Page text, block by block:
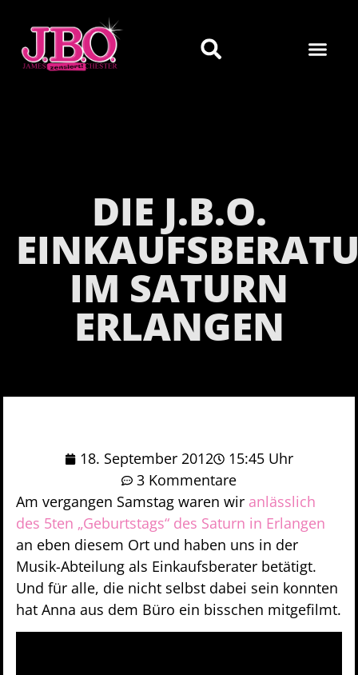
DIE J.B.O.
IM SATURN
ERLANGEN
18. September 2012
15:45 Uhr
3 Kommentare
Am vergangen Samstag waren wir anlässlich
des 5ten „Geburtstags“ des Saturn in Erlangen
an eben diesem Ort und haben uns in der
Musik-Abteilung als Einkaufsberater betätigt.
Und für alle, die nicht selbst dabei sein konnten
hat Anna aus dem Büro ein bisschen mitgefilmt.